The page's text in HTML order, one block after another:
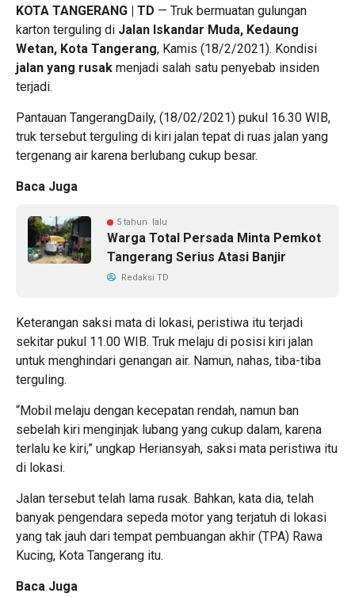
KOTA TANGERANG | TD — Truk bermuatan gulungan
karton terguling di Jalan Iskandar Muda, Kedaung
Wetan, Kota Tangerang, Kamis (18/2/2021). Kondisi
jalan yang rusak menjadi salah satu penyebab insiden
terjadi.
Pantauan TangerangDaily, (18/02/2021) pukul 16.30 WIB,
truk tersebut terguling di kiri jalan tepat di ruas jalan yang
tergenang air karena berlubang cukup besar.
Baca Juga
5 tahun lalu
Warga Total Persada Minta Pemkot
Tangerang Serius Atasi Banjir
Redaksi TD
Keterangan saksi mata di lokasi, peristiwa itu terjadi
sekitar pukul 11.00 WIB. Truk melaju di posisi kiri jalan
untuk menghindari genangan air. Namun, nahas, tiba-tiba
terguling.
“Mobil melaju dengan kecepatan rendah, namun ban
sebelah kiri menginjak lubang yang cukup dalam, karena
terlalu ke kiri,” ungkap Heriansyah, saksi mata peristiwa itu
di lokasi.
Jalan tersebut telah lama rusak. Bahkan, kata dia, telah
banyak pengendara sepeda motor yang terjatuh di lokasi
yang tak jauh dari tempat pembuangan akhir (TPA) Rawa
Kucing, Kota Tangerang itu.
Baca Juga